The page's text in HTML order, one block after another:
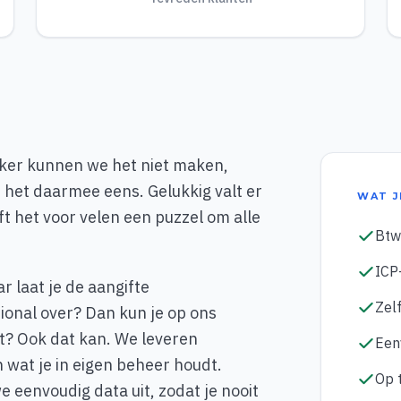
kunnen we het niet maken,
daarmee eens. Gelukkig valt er
voor velen een puzzel om alle
laat je de aangifte
over? Dan kun je op ons
Ook dat kan. We leveren
je in eigen beheer houdt.
eenvoudig data uit, zodat je nooit
WAT
Op